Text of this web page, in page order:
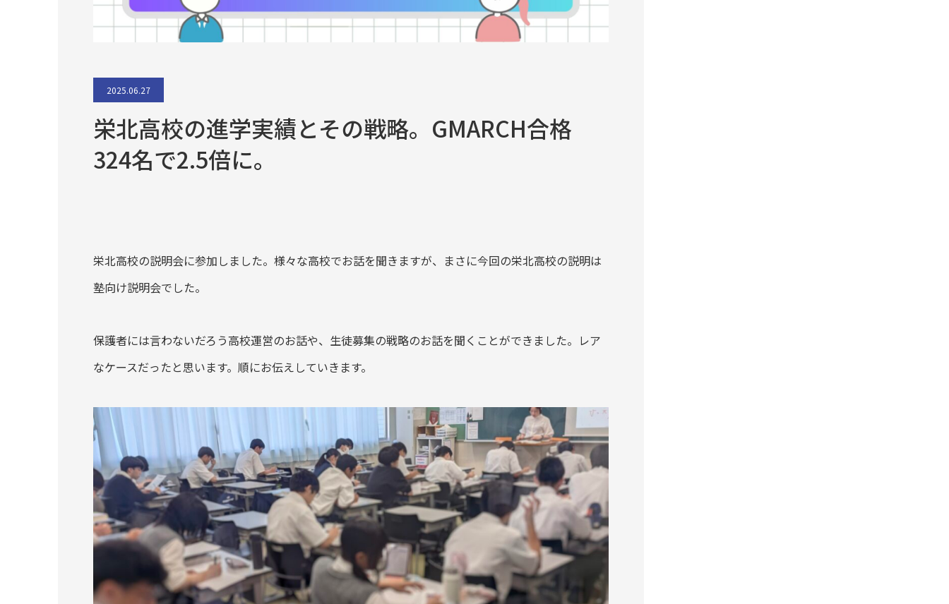
2025.06.27
栄北高校の進学実績とその戦略。GMARCH合格
324名で2.5倍に。
栄北高校の説明会に参加しました。様々な高校でお話を聞きますが、まさに今回の栄北高校の説明は
塾向け説明会でした。
保護者には言わないだろう高校運営のお話や、生徒募集の戦略のお話を聞くことができました。レア
なケースだったと思います。順にお伝えしていきます。